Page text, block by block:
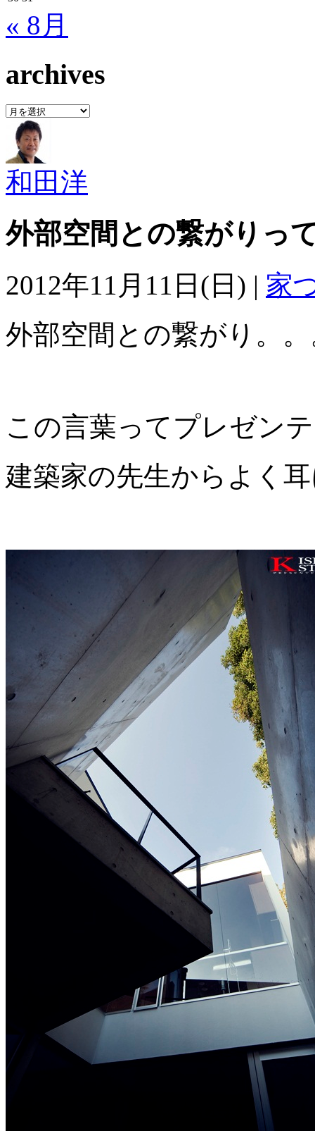
« 8月
archives
archives
和田洋
外部空間との繋がりっ
2012年11月11日(日) | 家
外部空間との繋がり。
この言葉ってプレゼン
建築家の先生からよく